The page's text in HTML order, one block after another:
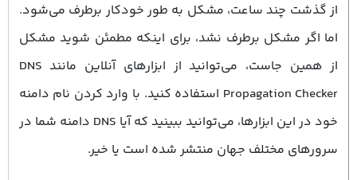
از گذشت چند ساعت، مشکل به ‌طور خودکار برطرف می‌شود.
اما اگر مشکل برطرف نشد، برای اینکه مطمئن شوید مشکل
از همین جاست، می‌توانید از ابزارهای آنلاین مانند DNS
Propagation Checker استفاده کنید. با وارد کردن نام دامنه
خود در این ابزارها، می‌توانید ببینید که آیا DNS دامنه شما در
سرورهای مختلف جهان منتشر شده است یا خیر.